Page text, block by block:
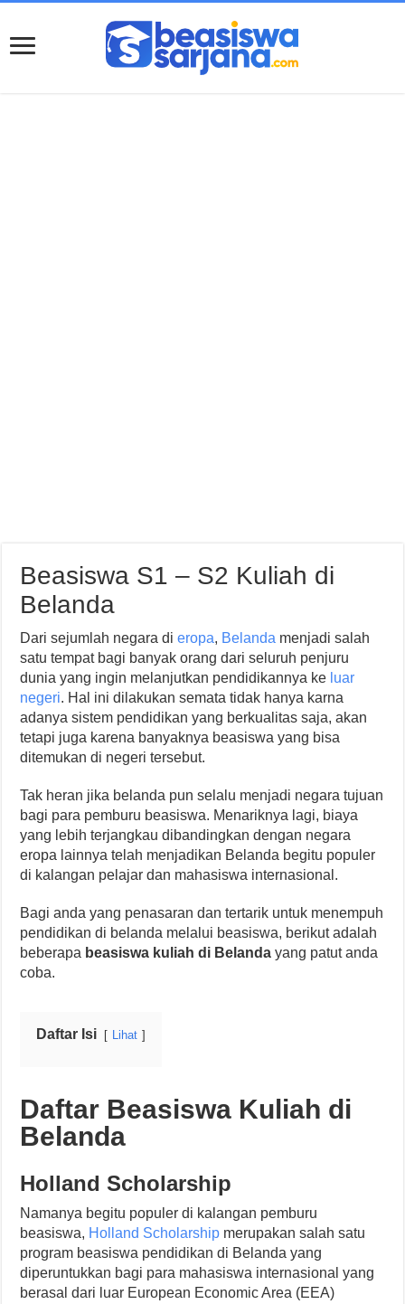
Beasiswa S1 – S2 Kuliah di
Belanda
Dari sejumlah negara dieropa, Belanda menjadi salah
satu tempat bagi banyak orang dari seluruh penjuru
dunia yang ingin melanjutkan pendidikannya ke luar
negeri. Hal ini dilakukan semata tidak hanya karna
adanya sistem pendidikan yang berkualitas saja, akan
tetapi juga karena banyaknya beasiswa yang bisa
ditemukan di negeri tersebut.
Tak heran jika belanda pun selalu menjadi negara tujuan
bagi para pemburu beasiswa. Menariknya lagi, biaya
yang lebih terjangkau dibandingkan dengan negara
eropa lainnya telah menjadikan Belanda begitu populer
di kalangan pelajar dan mahasiswa internasional.
Bagi anda yang penasaran dan tertarik untuk menempuh
pendidikan di belanda melalui beasiswa, berikut adalah
beberapa beasiswa kuliah di Belanda yang patut anda
coba.
Daftar Isi Lihat
Daftar Beasiswa Kuliah di
Belanda
Holland Scholarship
Namanya begitu populer di kalangan pemburu
beasiswa, Holland Scholarship merupakan salah satu
program beasiswa pendidikan di Belanda yang
diperuntukkan bagi para mahasiswa internasional yang
berasal dari luar European Economic Area (EEA)